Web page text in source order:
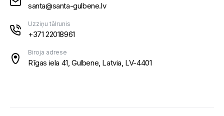
santa@santa-gulbene.lv
Uzziņu tālrunis
+371 22018961
Biroja adrese
Rīgas iela 41, Gulbene, Latvia, LV-4401